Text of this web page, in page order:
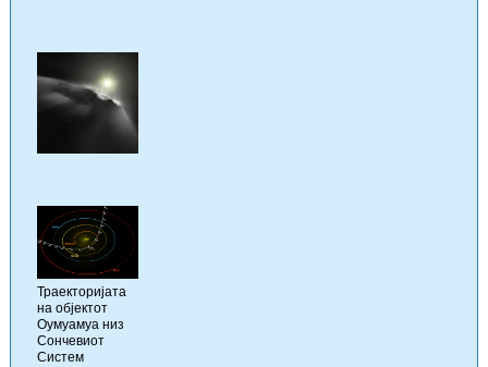
Траекторијата
на објектот
Оумуамуа низ
Сончевиот
Систем